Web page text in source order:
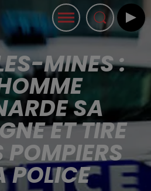
MINES :
SA
ET TIRE
POMPIERS
POLICE